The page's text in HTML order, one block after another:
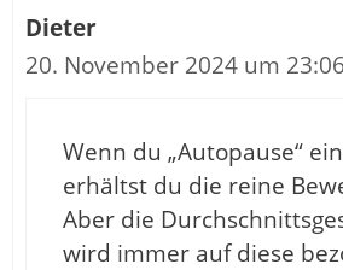
Dieter
20. November 2024 um
Wenn du „Autopause“
erhältst du die reine
Aber die
wird immer auf diese